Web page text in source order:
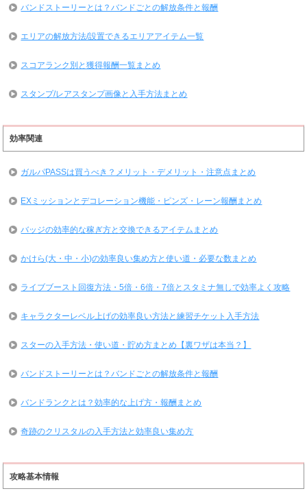
バンドストーリーとは？バンドごとの解放条件と報酬
エリアの解放方法/設置できるエリアアイテム一覧
スコアランク別と獲得報酬一覧まとめ
スタンプ/レアスタンプ画像と入手方法まとめ
効率関連
ガルパPASSは買うべき？メリット・デメリット・注意点まとめ
EXミッションとデコレーション機能・ピンズ・レーン報酬まとめ
バッジの効率的な稼ぎ方と交換できるアイテムまとめ
かけら(大・中・小)の効率良い集め方と使い道・必要な数まとめ
ライブブースト回復方法・5倍・6倍・7倍とスタミナ無しで効率よく攻略
キャラクターレベル上げの効率良い方法と練習チケット入手方法
スターの入手方法・使い道・貯め方まとめ【裏ワザは本当？】
バンドストーリーとは？バンドごとの解放条件と報酬
バンドランクとは？効率的な上げ方・報酬まとめ
奇跡のクリスタルの入手方法と効率良い集め方
攻略基本情報